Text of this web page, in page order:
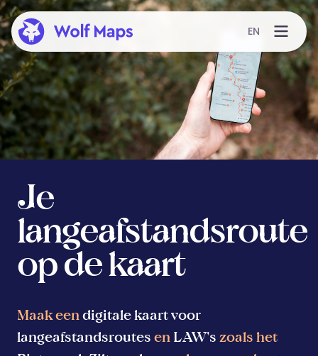
EN
Je
langeafstandsroute
op de kaart
Maak een digitale kaart voor
langeafstandsroutes en LAW's zoals het